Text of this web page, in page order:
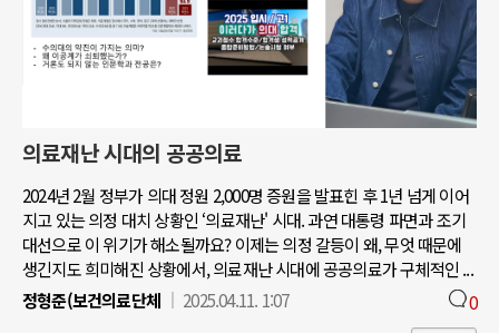
의료재난 시대의 공공의료
2024년 2월 정부가 의대 정원 2,000명 증원을 발표힌 후 1년 넘게 이어
지고 있는 의정 대치 상황인 ‘의료재난' 시대. 과연 대통령 파면과 조기
대선으로 이 위기가 해소될까요? 이제는 의정 갈등이 왜, 무엇 때문에
생긴지도 희미해진 상황에서, 의료재난 시대에 공공의료가 구체적인 ...
정형준(보건의료단체
2025.04.11. 1:07 0